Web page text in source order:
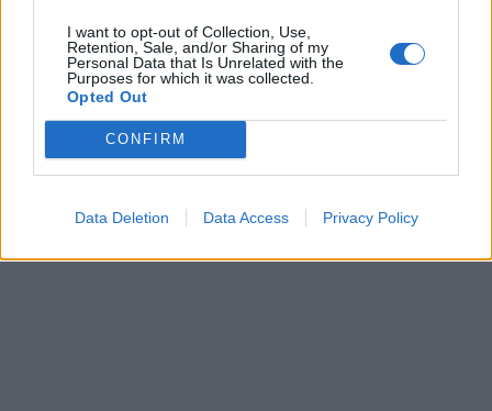
I want to opt-out of Collection, Use,
Retention, Sale, and/or Sharing of my
Personal Data that Is Unrelated with the
Purposes for which it was collected.
Opted Out
CONFIRM
Data Deletion Data Access Privacy Policy